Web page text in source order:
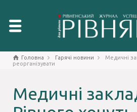
Головна Гарячі новини
Медичні
реорганізувати
Медичні